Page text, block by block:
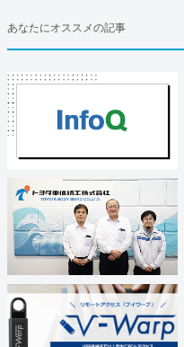
あなたにオススメの記事